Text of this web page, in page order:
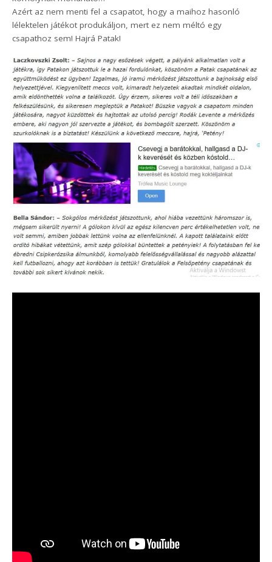
Azért az nem menti fel a csapatot, hogy a maihoz hasonló
lélektelen játékot produkáljon, mert ez nem méltó egy
csapathoz sem! Hajrá Patak!